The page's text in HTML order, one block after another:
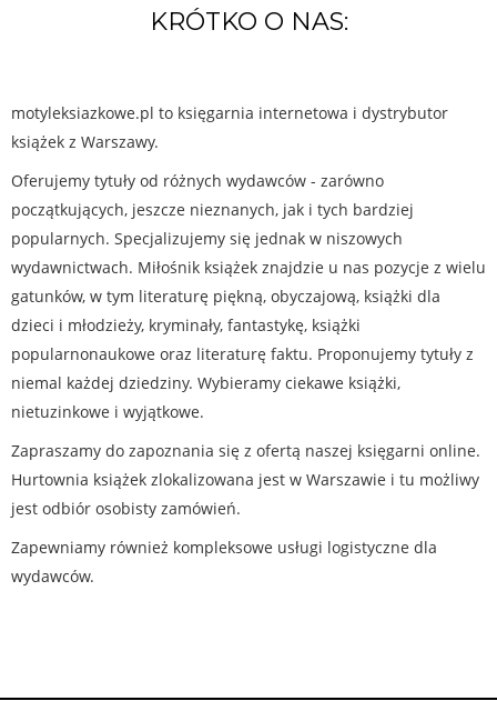
KRÓTKO O NAS:
motyleksiazkowe.pl to księgarnia internetowa i dystrybutor
książek z Warszawy.
Oferujemy tytuły od różnych wydawców - zarówno
początkujących, jeszcze nieznanych, jak i tych bardziej
popularnych. Specjalizujemy się jednak w niszowych
wydawnictwach. Miłośnik książek znajdzie u nas pozycje z wielu
gatunków, w tym literaturę piękną, obyczajową, książki dla
dzieci i młodzieży, kryminały, fantastykę, książki
popularnonaukowe oraz literaturę faktu. Proponujemy tytuły z
niemal każdej dziedziny. Wybieramy ciekawe książki,
nietuzinkowe i wyjątkowe.
Zapraszamy do zapoznania się z ofertą naszej księgarni online.
Hurtownia książek zlokalizowana jest w Warszawie i tu możliwy
jest odbiór osobisty zamówień.
Zapewniamy również kompleksowe usługi logistyczne dla
wydawców.